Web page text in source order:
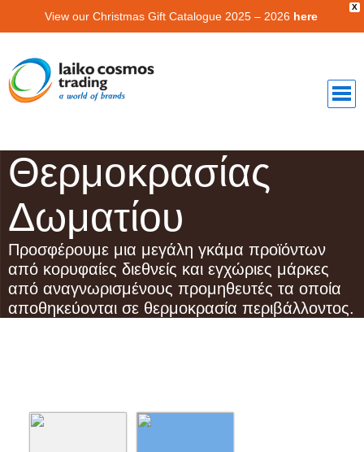
X
View our Christmas Gift Catalogue 2025 – 2026 here
Θερμοκρασίας
Δωματίου
Προσφέρουμε μια μεγάλη γκάμα προϊόντων
από κορυφαίες διεθνείς και εγχώριες μάρκες
από αναγνωρισμένους προμηθευτές τα οποία
αποθηκεύονται σε θερμοκρασία περιβάλλοντος.